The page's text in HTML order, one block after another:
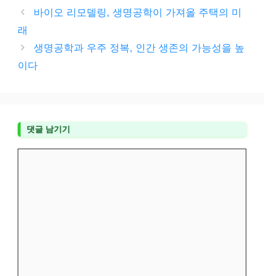
테
바이오 리모델링, 생명공학이 가져올 주택의 미
래
생명공학과 우주 정복, 인간 생존의 가능성을 높
이다
댓글 남기기